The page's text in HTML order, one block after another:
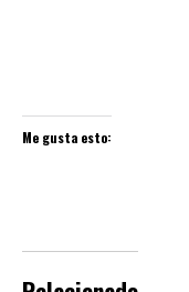
Me gusta esto: